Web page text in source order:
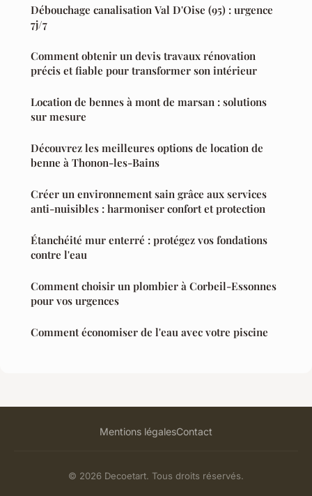
Débouchage canalisation Val D'Oise (95) : urgence
7j/7
Comment obtenir un devis travaux rénovation
précis et fiable pour transformer son intérieur
Location de bennes à mont de marsan : solutions
sur mesure
Découvrez les meilleures options de location de
benne à Thonon-les-Bains
Créer un environnement sain grâce aux services
anti-nuisibles : harmoniser confort et protection
Étanchéité mur enterré : protégez vos fondations
contre l'eau
Comment choisir un plombier à Corbeil-Essonnes
pour vos urgences
Comment économiser de l'eau avec votre piscine
Mentions légalesContact
© 2026 Decoetart. Tous droits réservés.